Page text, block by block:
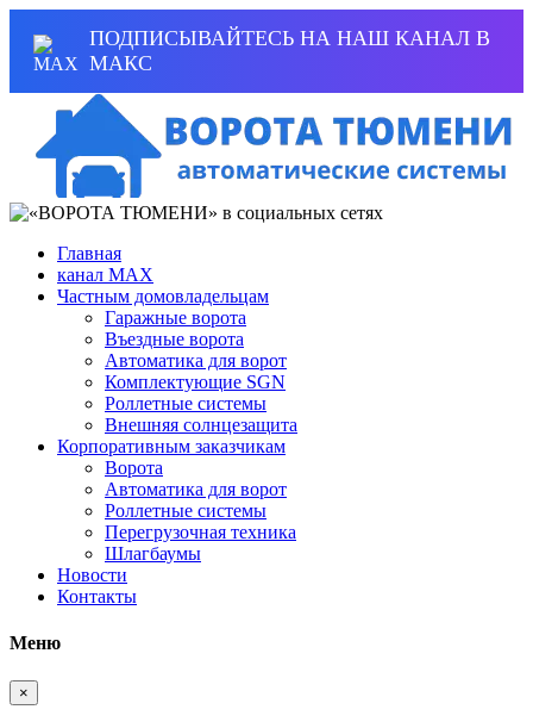
ПОДПИСЫВАЙТЕСЬ НА НАШ КАНАЛ В
МАКС
Главная
канал MAX
Частным домовладельцам
Гаражные ворота
Въездные ворота
Автоматика для ворот
Комплектующие SGN
Роллетные системы
Внешняя солнцезащита
Корпоративным заказчикам
Ворота
Автоматика для ворот
Роллетные системы
Перегрузочная техника
Шлагбаумы
Новости
Контакты
Меню
×